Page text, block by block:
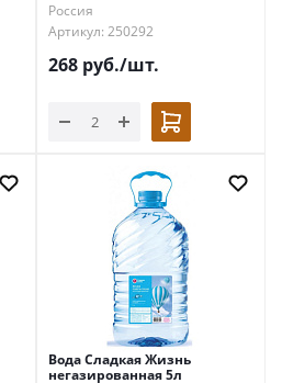
Россия
Артикул: 250292
268 руб./шт.
Вода Сладкая Жизнь
негазированная 5л